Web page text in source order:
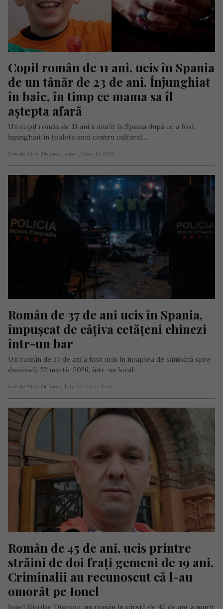
Copil român de 11 ani, ucis în Spania
de un tânăr de 23 de ani. Înjunghiat
în baie, în timp ce mama sa îl
aștepta afară
Un copil român de 11 ani a murit în Spania după ce a fost
înjunghiat în toaleta unui centru cultural…
Scris de Mihai Diaconu - vineri, 10 aprilie 2026
Român de 37 de ani ucis în Spania,
împușcat de câțiva cetățeni chinezi
într-un bar
Un român de 37 de ani a fost ucis în noaptea de sâmbătă spre
duminică, 22 martie 2026, într-un local…
Scris de Mihai Diaconu - luni, 23 martie 2026
Român de 45 de ani, ucis printre
străini de doi frați gemeni de 19 ani.
Criminalii au recunoscut că l-au
omorât pe Ionel
Ionel Nicolae Diaconu, un român în vârstă de 45 de ani, a murit